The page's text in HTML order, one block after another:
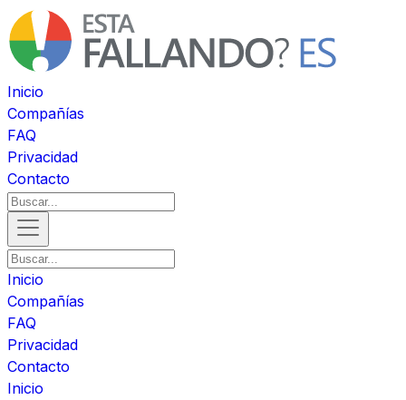
Inicio
Compañías
FAQ
Privacidad
Contacto
Inicio
Compañías
FAQ
Privacidad
Contacto
Inicio